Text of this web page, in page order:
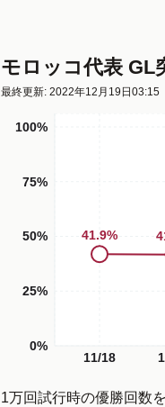
モロッコ代表 GL
最終更新: 2022年12月19日03:15
11/18
0%
25%
50%
75%
100%
41.9%
1万回試行時の優勝回数